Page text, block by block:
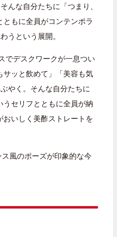
んな自分たちに「つまり、
もに全員がコンテンポラ
うという展開。
でデスクワークが一息つい
ッと飲めて」「美容も気
やく。そんな自分たちに
うセリフとともに全員が納
いしく美酢ストレートを
風のポーズが印象的な今